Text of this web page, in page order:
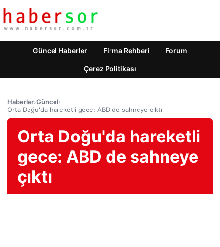
Güncel Haberler Firma Rehberi Forum
Çerez Politikası
Haberler›Güncel›
Orta Doğu'da hareketli gece: ABD de sahneye çıktı
Orta Doğu'da hareketli
gece: ABD de sahneye
çıktı